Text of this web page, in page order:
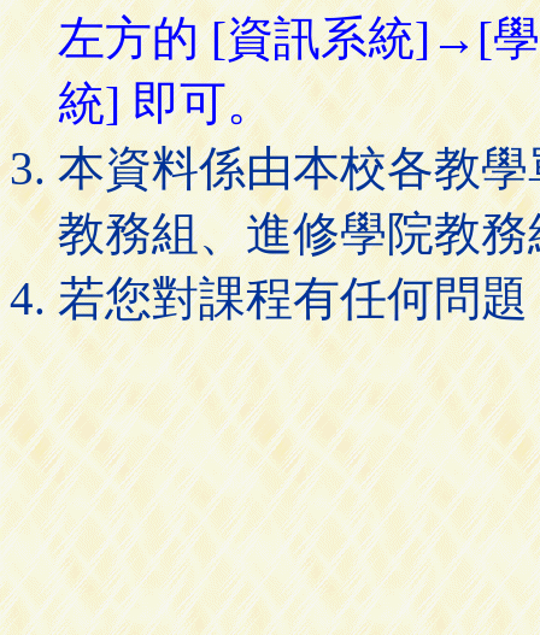
左方的 [資訊系統]→[
統] 即可。
本資料係由本校各教
教務組、進修學院教
若您對課程有任何問